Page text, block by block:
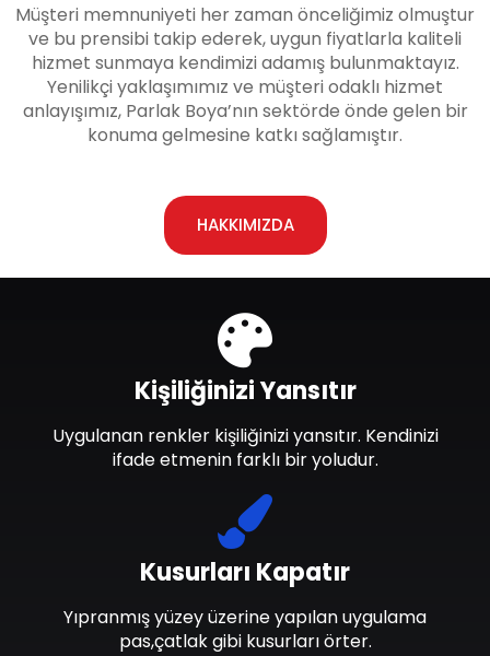
Müşteri memnuniyeti her zaman önceliğimiz olmuştur
ve bu prensibi takip ederek, uygun fiyatlarla kaliteli
hizmet sunmaya kendimizi adamış bulunmaktayız.
Yenilikçi yaklaşımımız ve müşteri odaklı hizmet
anlayışımız, Parlak Boya’nın sektörde önde gelen bir
konuma gelmesine katkı sağlamıştır.
HAKKIMIZDA
Kusurları Kapatır
Yıpranmış yüzey üzerine yapılan uygulama
pas,çatlak gibi kusurları örter.
Kişiliğinizi Yansıtır
Uygulanan renkler kişiliğinizi yansıtır. Kendinizi
ifade etmenin farklı bir yoludur.